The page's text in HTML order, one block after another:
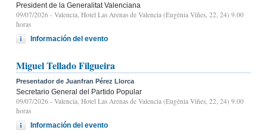
President de la Generalitat Valenciana
09/07/2026 - Valencia, Hotel Las Arenas de Valencia (Eugènia Viñes, 22, 24) 9.00
horas
Información del evento
Miguel Tellado Filgueira
Presentador de Juanfran Pérez Llorca
Secretario General del Partido Popular
09/07/2026 - Valencia, Hotel Las Arenas de Valencia (Eugènia Viñes, 22, 24) 9.00
horas
Información del evento